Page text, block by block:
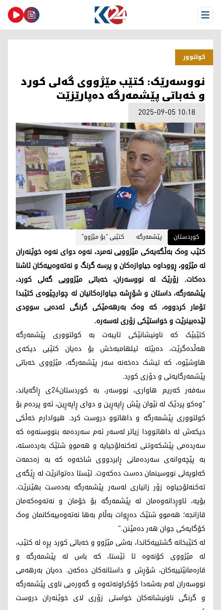
Open Menu
كولتوور
نووسەرێک: کتێب مێژووی گەلی کورد
و خەباتی پێشمەرگە دەپارێزێت
2025-09-05 10:18
کوردستان پێشمەرگە کتێبی "بۆ مێژوو"
کتێب وەک بەڵگەیەکی مێژوویی نەمرد، نەوە دوای نەوە خوێنەران
لە مێژوو، ڕووداوە جیاوازەکان و پرسە گرنگ و نەتەوەییەکان ئاشنا
دەکات. زۆرێک لە نووسەران، خەباتی مێژوویی گەلی کورد،
پێشمەرگە، داستان و شۆڕشە جیاوازەکانیان لە چوارچێوەی کتێبدا
تۆمار کردووە، کە وەک بەرهەمێکی گرنگی ئەدەبی سوودی
لێدەبینرێت و خواستێکی زۆری لەسەرە.
کتێبێک کە ناونیشانێکی تایبەت بە کولتووری پێشمەرگە
هەڵدەگرێت، دەبێتە ئیلهامبەخش بۆ دەیان کتێبی دیکەی
هاوشێوە، کە تیشک دەخەنە سەر پێشمەرگە، مێژووی خەباتی
پێشمەرگایەتی و دۆزی کورد.
سەفەر کەریم هاواری، نووسەر، بە کوردستان24ی ڕاگەیاند،
"وەکو پردێک لە نێوان پێش ڕاپەڕین و دوای ڕاپەڕین، ئەو پردەم بۆ
کولتووری پێشمەرگە و داهاتوو دروست کرد. هیوادارم خەڵکی
دیکەش لە داهاتوودا زیاتر لەسەر ئەم سەردەمە بنووسنەوە کە
سەردەمی پێشکەوتنی تەکنەلۆجیایە و هەموو شتێک بەردەستە،
بە پێچەوانەی سەردەمانی ڕابردووی شاخەوە کە بە زەحمەت
کەلوپەلی نووسینمان دەست دەکەوت. ئێستا دەتوانرێت لە ڕێگەی
تەکنەلۆجیاوە زۆر زانیاری لەسەر پێشمەرگە بەدەست بهێنرێت.
بۆیە، ئاوڕدانەوەمان لە پێشمەرگە بۆ خۆمان و نەتەوەکەمان
قازانجە؛ هەموو شتێک دەڕوات بەڵام بەها نەتەوەییەکانمان وەک
کۆگایەکی جوان هەر دەمێنن."
لە کتێبخانە گشتییەکاندا، بەشی مێژوو و خەباتی کورد پڕە لە کتێب،
لە مێژووی کۆنەوە تا ئێستا، کە باس لە پێشمەرگە و
قارەمانێتییەکان، شۆڕش و داستانەکان دەکەن. دەیان بەرهەمی
نووسەران لەم بەشەدا کۆکراونەتەوە و گەورەیی ناوی پێشمەرگە
و گرنگی ناونیشانەکان خواستی زۆری لای خوێنەران دروست